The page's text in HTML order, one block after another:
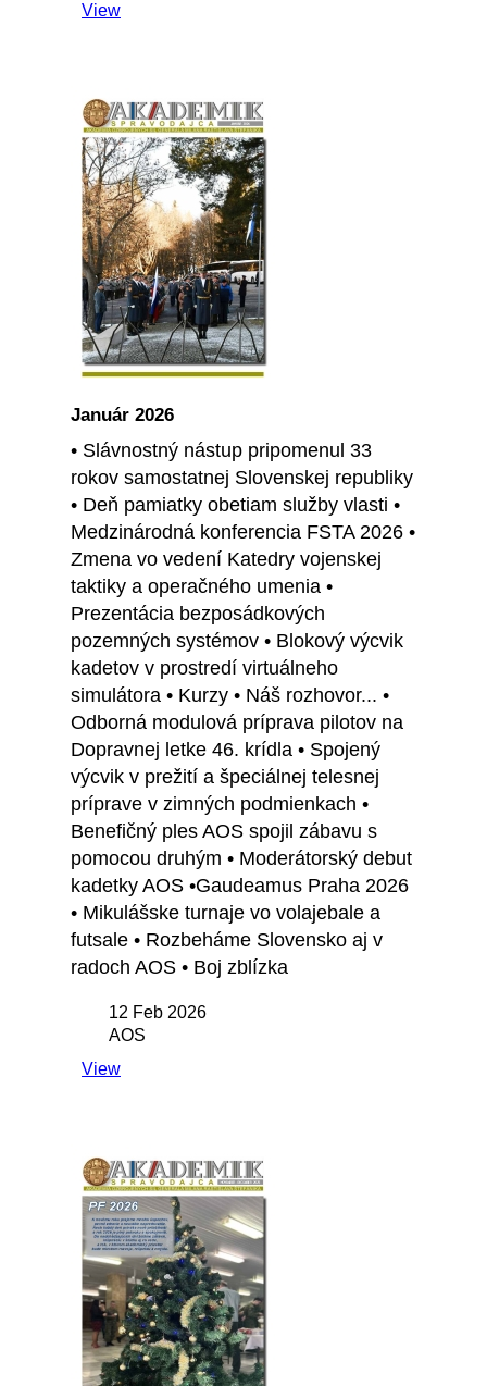
View
Január 2026
• Slávnostný nástup pripomenul 33
rokov samostatnej Slovenskej republiky
• Deň pamiatky obetiam služby vlasti •
Medzinárodná konferencia FSTA 2026 •
Zmena vo vedení Katedry vojenskej
taktiky a operačného umenia •
Prezentácia bezposádkových
pozemných systémov • Blokový výcvik
kadetov v prostredí virtuálneho
simulátora • Kurzy • Náš rozhovor... •
Odborná modulová príprava pilotov na
Dopravnej letke 46. krídla • Spojený
výcvik v prežití a špeciálnej telesnej
príprave v zimných podmienkach •
Benefičný ples AOS spojil zábavu s
pomocou druhým • Moderátorský debut
kadetky AOS •Gaudeamus Praha 2026
• Mikulášske turnaje vo volajebale a
futsale • Rozbeháme Slovensko aj v
radoch AOS • Boj zblízka
12 Feb 2026
AOS
View